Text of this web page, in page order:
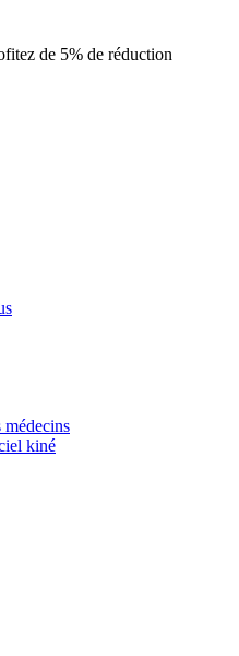
de 5% de réduction
kiné